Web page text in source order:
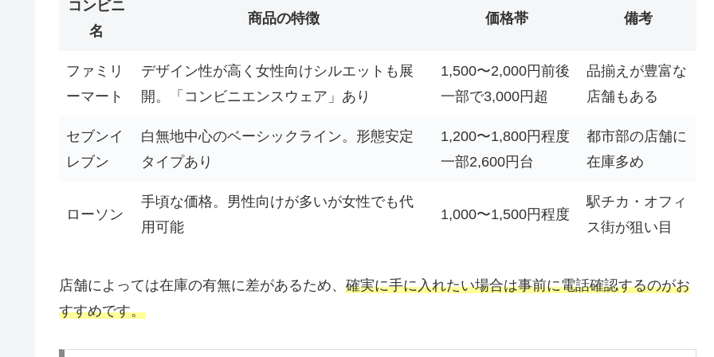
コンビニ
名
商品の特徴 価格帯 備考
ファミリ
ーマート
デザイン性が高く女性向けシルエットも展
開。「コンビニエンスウェア」あり
1,500〜2,000円前後
一部で3,000円超
品揃えが豊富な
店舗もある
セブンイ
レブン
白無地中心のベーシックライン。形態安定
タイプあり
1,200〜1,800円程度
一部2,600円台
都市部の店舗に
在庫多め
ローソン
手頃な価格。男性向けが多いが女性でも代
用可能
1,000〜1,500円程度
駅チカ・オフィ
ス街が狙い目
店舗によっては在庫の有無に差があるため、 確実に手に入れたい場合は事前に電話確認するのがお
すすめです。